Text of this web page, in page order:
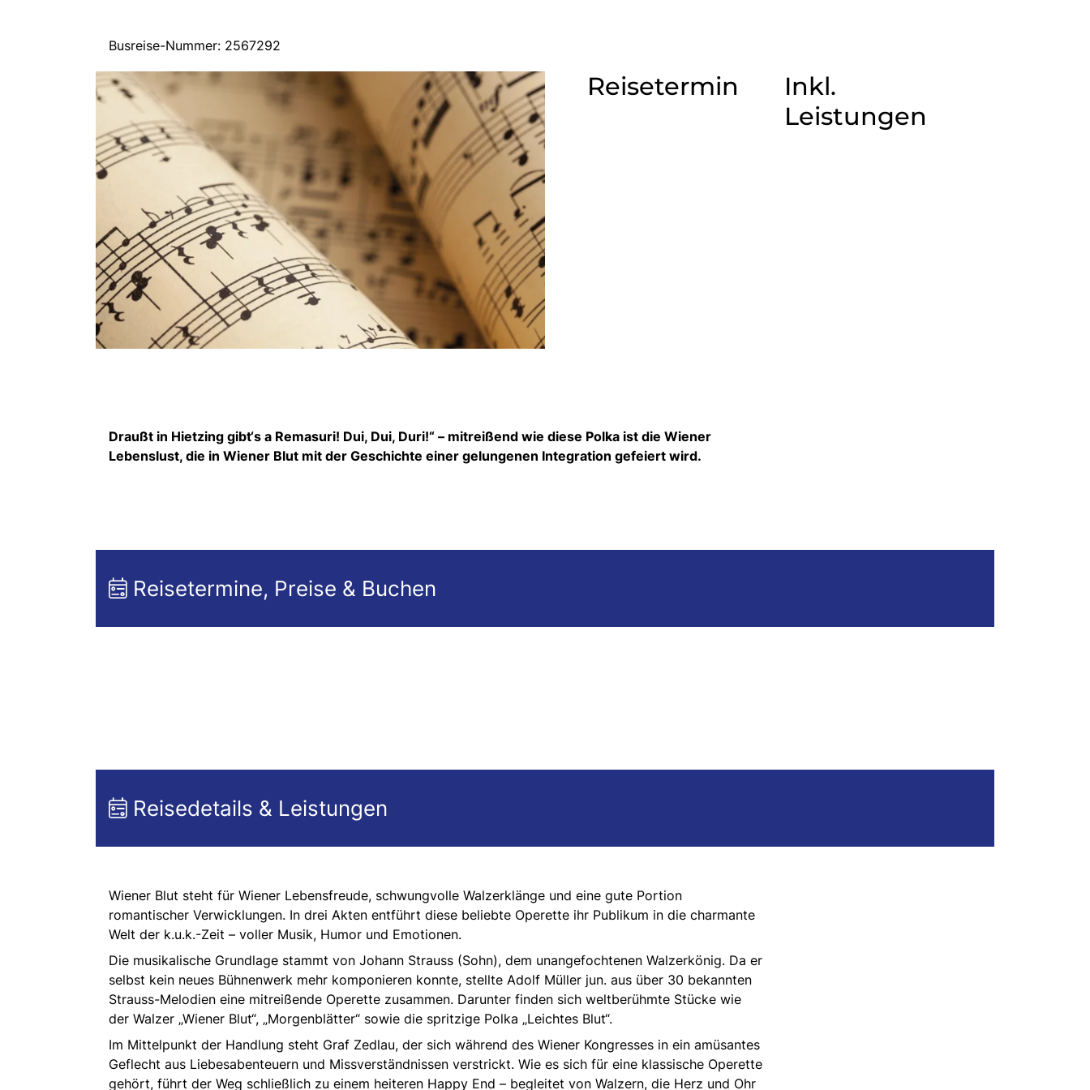
Busreise-Nummer: 2567292
Reisetermin
Inkl.
Leistungen
Draußt in Hietzing gibt‘s a Remasuri! Dui, Dui, Duri!“ – mitreißend wie diese Polka ist die Wiener
Lebenslust, die in Wiener Blut mit der Geschichte einer gelungenen Integration gefeiert wird.
Reisetermine, Preise & Buchen
Reisedetails & Leistungen
Wiener Blut steht für Wiener Lebensfreude, schwungvolle Walzerklänge und eine gute Portion
romantischer Verwicklungen. In drei Akten entführt diese beliebte Operette ihr Publikum in die charmante
Welt der k.u.k.-Zeit – voller Musik, Humor und Emotionen.
Die musikalische Grundlage stammt von Johann Strauss (Sohn), dem unangefochtenen Walzerkönig. Da er
selbst kein neues Bühnenwerk mehr komponieren konnte, stellte Adolf Müller jun. aus über 30 bekannten
Strauss-Melodien eine mitreißende Operette zusammen. Darunter finden sich weltberühmte Stücke wie
der Walzer „Wiener Blut“, „Morgenblätter“ sowie die spritzige Polka „Leichtes Blut“.
Im Mittelpunkt der Handlung steht Graf Zedlau, der sich während des Wiener Kongresses in ein amüsantes
Geflecht aus Liebesabenteuern und Missverständnissen verstrickt. Wie es sich für eine klassische Operette
gehört, führt der Weg schließlich zu einem heiteren Happy End – begleitet von Walzern, die Herz und Ohr